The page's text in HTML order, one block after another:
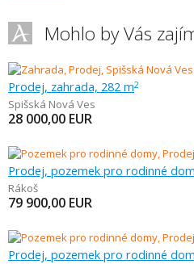
Mohlo by Vás
Prodej, zahrada, 282 m2
Spišská Nová Ves
28 000,00 EUR
Prodej, pozemek pro rodinné
Rákoš
79 900,00 EUR
Prodej, pozemek pro rodinné